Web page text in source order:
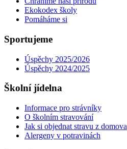
Ekokodex školy
Pomáháme si
Sportujeme
Úspěchy 2025/2026
Úspěchy 2024/2025
Školní jídelna
Informace pro strávníky
O školním stravování
Jak si objednat stravu z domova
Alergeny v potravinách